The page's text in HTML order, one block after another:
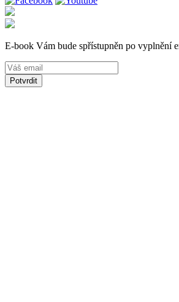
E-book Vám bude spřístupněn po vyplnění